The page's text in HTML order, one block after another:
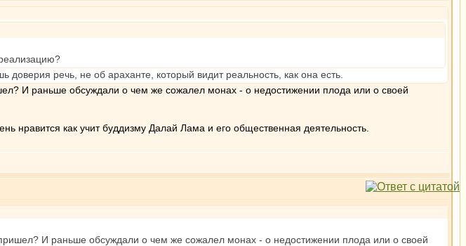
речь, не об араханте, который видит реальность, как она есть.
И раньше обсуждали о чем же сожалел монах - о недостижении плода или о своей
нравится как учит буддизму Далай Лама и его общественная деятельность.
И раньше обсуждали о чем же сожалел монах - о недостижении плода или о своей